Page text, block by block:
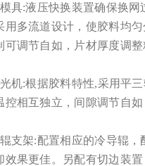
具:液压快换装置确保换网
用多流道设计，使胶料均
可调节自如，片材厚度调整
机:根据胶料特性,采用平
控相互独立，间隙调节自如
支架:配置相应的冷导辊，
效果更佳。另配有切边装